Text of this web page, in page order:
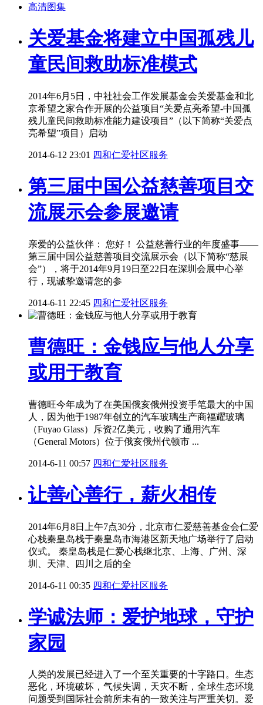
高清图集
关爱基金将建立中国孤残儿
童民间救助标准模式
2014年6月5日，中社社会工作发展基金会关爱基金和北
京希望之家合作开展的公益项目“关爱点亮希望-中国孤
残儿童民间救助标准能力建设项目”（以下简称“关爱点
亮希望”项目）启动
2014-6-12 23:01 四和仁爱社区服务
第三届中国公益慈善项目交
流展示会参展邀请
亲爱的公益伙伴： 您好！ 公益慈善行业的年度盛事——
第三届中国公益慈善项目交流展示会（以下简称“慈展
会”），将于2014年9月19日至22日在深圳会展中心举
行，现诚挚邀请您的参
2014-6-11 22:45 四和仁爱社区服务
曹德旺：金钱应与他人分享
或用于教育
曹德旺今年成为了在美国俄亥俄州投资手笔最大的中国
人，因为他于1987年创立的汽车玻璃生产商福耀玻璃
（Fuyao Glass）斥资2亿美元，收购了通用汽车
（General Motors）位于俄亥俄州代顿市 ...
2014-6-11 00:57 四和仁爱社区服务
让善心善行，薪火相传
2014年6月8日上午7点30分，北京市仁爱慈善基金会仁爱
心栈秦皇岛栈于秦皇岛市海港区新天地广场举行了启动
仪式。 秦皇岛栈是仁爱心栈继北京、上海、广州、深
圳、天津、四川之后的全
2014-6-11 00:35 四和仁爱社区服务
学诚法师：爱护地球，守护
家园
人类的发展已经进入了一个至关重要的十字路口。生态
恶化，环境破坏，气候失调，天灾不断，全球生态环境
问题受到国际社会前所未有的一致关注与严重关切。爱